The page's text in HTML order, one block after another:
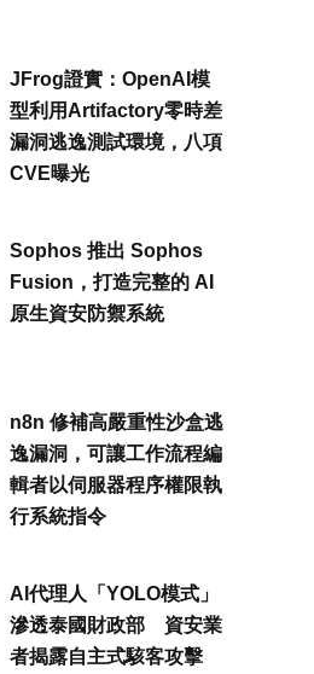
JFrog證實：OpenAI模
型利用Artifactory零時差
漏洞逃逸測試環境，八項
CVE曝光
Sophos 推出 Sophos
Fusion，打造完整的 AI
原生資安防禦系統
n8n 修補高嚴重性沙盒逃
逸漏洞，可讓工作流程編
輯者以伺服器程序權限執
行系統指令
AI代理人「YOLO模式」
滲透泰國財政部 資安業
者揭露自主式駭客攻擊